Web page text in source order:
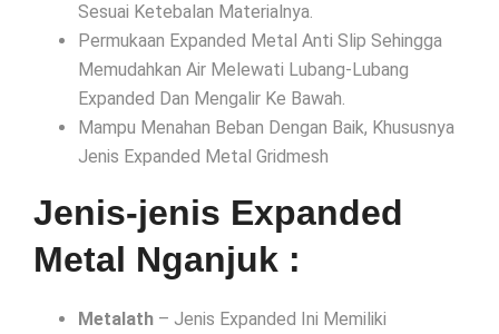
Sesuai Ketebalan Materialnya.
Permukaan Expanded Metal Anti Slip Sehingga
Memudahkan Air Melewati Lubang-Lubang
Expanded Dan Mengalir Ke Bawah.
Mampu Menahan Beban Dengan Baik, Khususnya
Jenis Expanded Metal Gridmesh
Jenis-jenis Expanded
Metal Nganjuk :
Metalath – Jenis Expanded Ini Memiliki